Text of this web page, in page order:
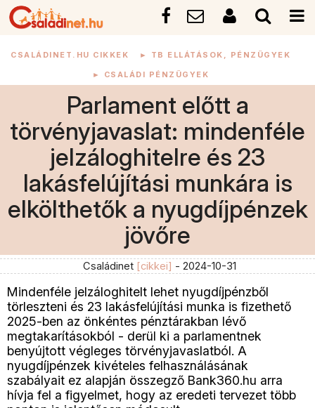
CSALÁDINET.HU CIKKEK ► TB ELLÁTÁSOK, PÉNZÜGYEK
► CSALÁDI PÉNZÜGYEK
Parlament előtt a
törvényjavaslat: mindenféle
jelzáloghitelre és 23
lakásfelújítási munkára is
elkölthetők a nyugdíjpénzek
jövőre
Családinet [cikkei] - 2024-10-31
Mindenféle jelzáloghitelt lehet nyugdíjpénzből
törleszteni és 23 lakásfelújítási munka is fizethető
2025-ben az önkéntes pénztárakban lévő
megtakarításokból - derül ki a parlamentnek
benyújtott végleges törvényjavaslatból. A
nyugdíjpénzek kivételes felhasználásának
szabályait ez alapján összegző Bank360.hu arra
hívja fel a figyelmet, hogy az eredeti tervezet több